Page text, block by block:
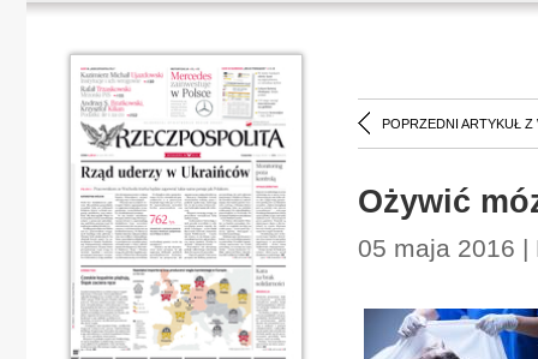
POPRZEDNI ARTYKUŁ Z
Ożywić
05 maja 2016 |